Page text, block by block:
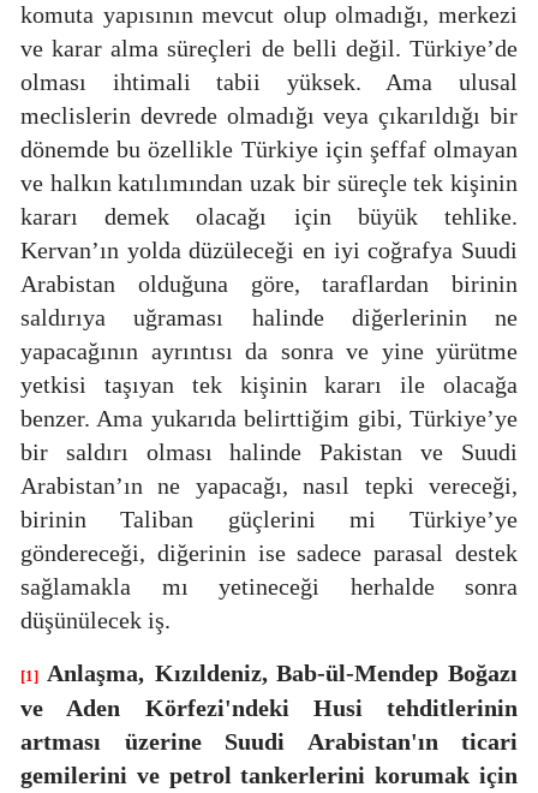
komuta yapısının mevcut olup olmadığı, merkezi
ve karar alma süreçleri de belli değil. Türkiye’de
olması ihtimali tabii yüksek. Ama ulusal
meclislerin devrede olmadığı veya çıkarıldığı bir
dönemde bu özellikle Türkiye için şeffaf olmayan
ve halkın katılımından uzak bir süreçle tek kişinin
kararı demek olacağı için büyük tehlike.
Kervan’ın yolda düzüleceği en iyi coğrafya Suudi
Arabistan olduğuna göre, taraflardan birinin
saldırıya uğraması halinde diğerlerinin ne
yapacağının ayrıntısı da sonra ve yine yürütme
yetkisi taşıyan tek kişinin kararı ile olacağa
benzer. Ama yukarıda belirttiğim gibi, Türkiye’ye
bir saldırı olması halinde Pakistan ve Suudi
Arabistan’ın ne yapacağı, nasıl tepki vereceği,
birinin Taliban güçlerini mi Türkiye’ye
göndereceği, diğerinin ise sadece parasal destek
sağlamakla mı yetineceği herhalde sonra
düşünülecek iş.
[1] Anlaşma, Kızıldeniz, Bab-ül-Mendep Boğazı
ve Aden Körfezi'ndeki Husi tehditlerinin
artması üzerine Suudi Arabistan'ın ticari
gemilerini ve petrol tankerlerini korumak için